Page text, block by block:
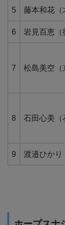
5 藤本和花（
6 岩見百恵（
7 松島美空（
8 石田心美（
9 渡邉ひかり